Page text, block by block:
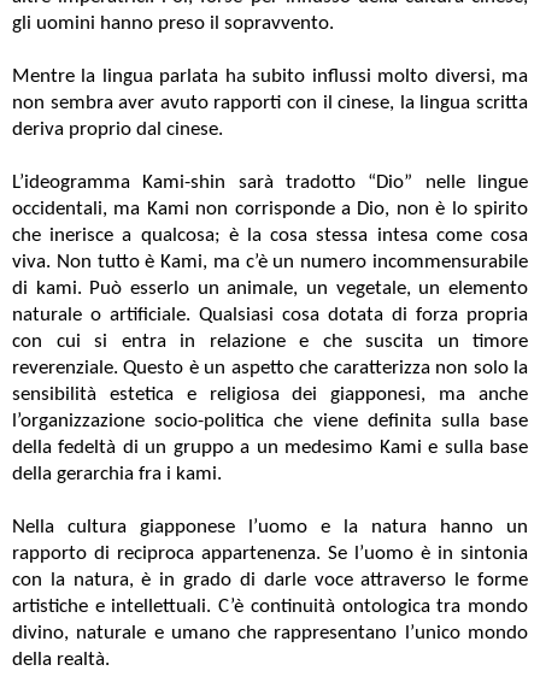
gli uomini hanno preso il sopravvento.
Mentre la lingua parlata ha subito influssi molto diversi, ma
non sembra aver avuto rapporti con il cinese, la lingua scritta
deriva proprio dal cinese.
L’ideogramma Kami-shin sarà tradotto “Dio” nelle lingue
occidentali, ma Kami non corrisponde a Dio, non è lo spirito
che inerisce a qualcosa; è la cosa stessa intesa come cosa
viva. Non tutto è Kami, ma c’è un numero incommensurabile
di kami. Può esserlo un animale, un vegetale, un elemento
naturale o artificiale. Qualsiasi cosa dotata di forza propria
con cui si entra in relazione e che suscita un timore
reverenziale. Questo è un aspetto che caratterizza non solo la
sensibilità estetica e religiosa dei giapponesi, ma anche
l’organizzazione socio-politica che viene definita sulla base
della fedeltà di un gruppo a un medesimo Kami e sulla base
della gerarchia fra i kami.
Nella cultura giapponese l’uomo e la natura hanno un
rapporto di reciproca appartenenza. Se l’uomo è in sintonia
con la natura, è in grado di darle voce attraverso le forme
artistiche e intellettuali. C’è continuità ontologica tra mondo
divino, naturale e umano che rappresentano l’unico mondo
della realtà.